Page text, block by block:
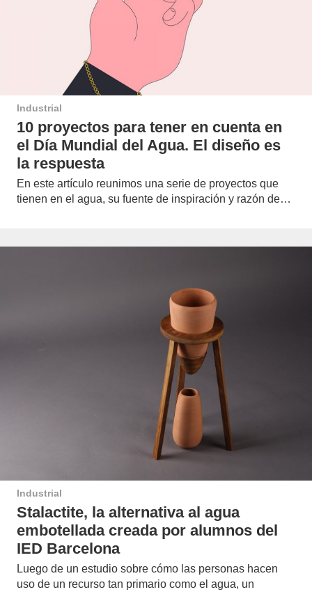
Industrial
10 proyectos para tener en cuenta en
el Día Mundial del Agua. El diseño es
la respuesta
En este artículo reunimos una serie de proyectos que
tienen en el agua, su fuente de inspiración y razón de…
Industrial
Stalactite, la alternativa al agua
embotellada creada por alumnos del
IED Barcelona
Luego de un estudio sobre cómo las personas hacen
uso de un recurso tan primario como el agua, un